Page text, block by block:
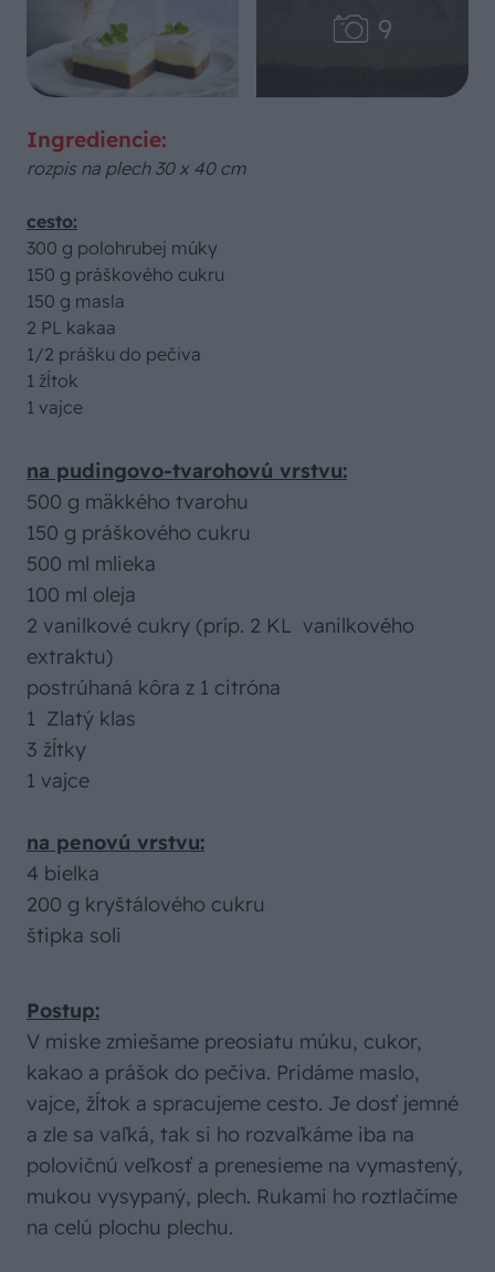
Ingrediencie:
rozpis na plech 30 x 40 cm
cesto:
300 g polohrubej múky
150 g práškového cukru
150 g masla
2 PL kakaa
1/2 prášku do pečiva
1 žĺtok
1 vajce
na pudingovo-tvarohovú vrstvu:
500 g mäkkého tvarohu
150 g práškového cukru
500 ml mlieka
100 ml oleja
2 vanilkové cukry (príp. 2 KL vanilkového
extraktu)
postrúhaná kôra z 1 citróna
1 Zlatý klas
3 žĺtky
1 vajce
na penovú vrstvu:
4 bielka
200 g kryštálového cukru
štipka soli
Postup:
V miske zmiešame preosiatu múku, cukor,
kakao a prášok do pečiva. Pridáme maslo,
vajce, žĺtok a spracujeme cesto. Je dosť jemné
a zle sa vaľká, tak si ho rozvaľkáme iba na
polovičnú veľkosť a prenesieme na vymastený,
mukou vysypaný, plech. Rukami ho roztlačíme
na celú plochu plechu.